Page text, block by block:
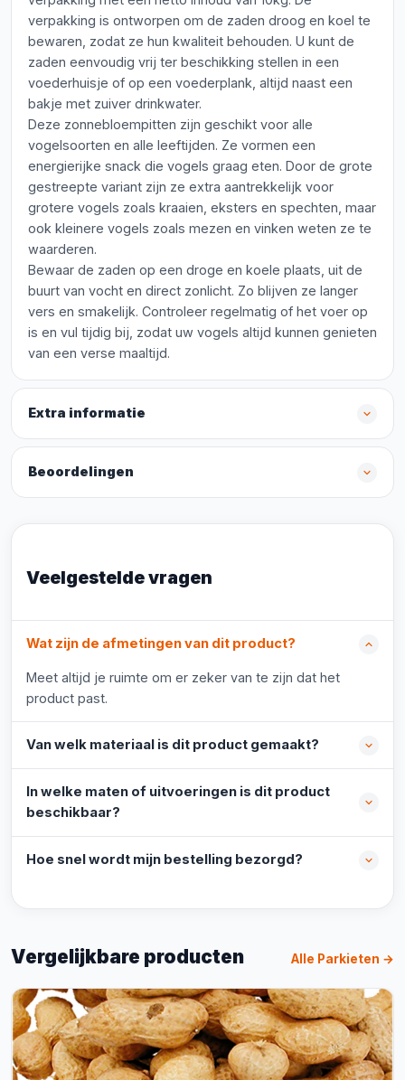
verpakking is ontworpen om de zaden droog en koel te
bewaren, zodat ze hun kwaliteit behouden. U kunt de
zaden eenvoudig vrij ter beschikking stellen in een
voederhuisje of op een voederplank, altijd naast een
bakje met zuiver drinkwater.
Deze zonnebloempitten zijn geschikt voor alle
vogelsoorten en alle leeftijden. Ze vormen een
energierijke snack die vogels graag eten. Door de grote
gestreepte variant zijn ze extra aantrekkelijk voor
grotere vogels zoals kraaien, eksters en spechten, maar
ook kleinere vogels zoals mezen en vinken weten ze te
waarderen.
Bewaar de zaden op een droge en koele plaats, uit de
buurt van vocht en direct zonlicht. Zo blijven ze langer
vers en smakelijk. Controleer regelmatig of het voer op
is en vul tijdig bij, zodat uw vogels altijd kunnen genieten
van een verse maaltijd.
Extra informatie
Beoordelingen
Veelgestelde vragen
Wat zijn de afmetingen van dit product?
Meet altijd je ruimte om er zeker van te zijn dat het
product past.
Van welk materiaal is dit product gemaakt?
In welke maten of uitvoeringen is dit product
beschikbaar?
Hoe snel wordt mijn bestelling bezorgd?
Vergelijkbare producten Alle Parkieten →